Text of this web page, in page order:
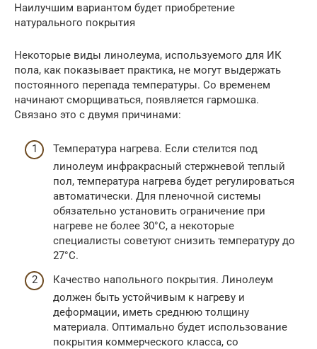
Наилучшим вариантом будет приобретение
натурального покрытия
Некоторые виды линолеума, используемого для ИК
пола, как показывает практика, не могут выдержать
постоянного перепада температуры. Со временем
начинают сморщиваться, появляется гармошка.
Связано это с двумя причинами:
Температура нагрева. Если стелится под
линолеум инфракрасный стержневой теплый
пол, температура нагрева будет регулироваться
автоматически. Для пленочной системы
обязательно установить ограничение при
нагреве не более 30°С, а некоторые
специалисты советуют снизить температуру до
27°С.
Качество напольного покрытия. Линолеум
должен быть устойчивым к нагреву и
деформации, иметь среднюю толщину
материала. Оптимально будет использование
покрытия коммерческого класса, со